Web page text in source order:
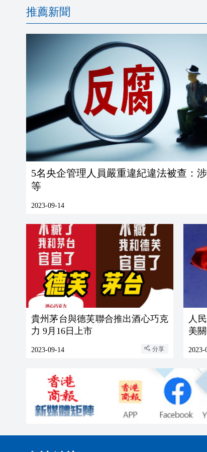
推薦新聞
5名央企管理人員嚴重違紀違法被查：
等
2023-09-14
貴州茅台與德芙聯合推出酒心巧克
力 9月16日上市
2023-09-14 分享
人
美
2023-